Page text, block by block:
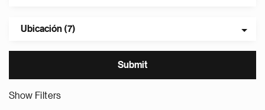
Ubicación (7)
Show Filters